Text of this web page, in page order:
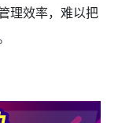
理效率，难以把